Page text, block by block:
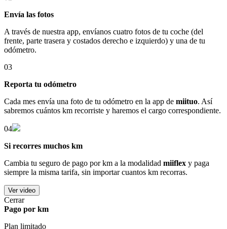
Envía las fotos
A través de nuestra app, envíanos cuatro fotos de tu coche (del
frente, parte trasera y costados derecho e izquierdo) y una de tu
odómetro.
03
Reporta tu odómetro
Cada mes envía una foto de tu odómetro en la app de miituo. Así
sabremos cuántos km recorriste y haremos el cargo correspondiente.
04
Si recorres muchos km
Cambia tu seguro de pago por km a la modalidad miiflex y paga
siempre la misma tarifa, sin importar cuantos km recorras.
Ver video
Cerrar
Pago por km
Plan limitado